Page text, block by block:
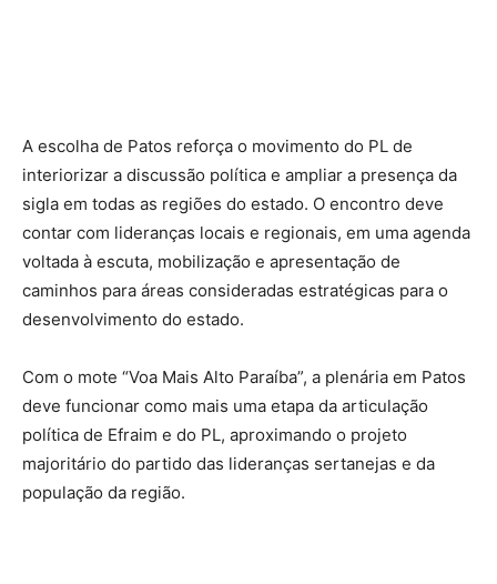
A escolha de Patos reforça o movimento do PL de
interiorizar a discussão política e ampliar a presença da
sigla em todas as regiões do estado. O encontro deve
contar com lideranças locais e regionais, em uma agenda
voltada à escuta, mobilização e apresentação de
caminhos para áreas consideradas estratégicas para o
desenvolvimento do estado.
Com o mote “Voa Mais Alto Paraíba”, a plenária em Patos
deve funcionar como mais uma etapa da articulação
política de Efraim e do PL, aproximando o projeto
majoritário do partido das lideranças sertanejas e da
população da região.